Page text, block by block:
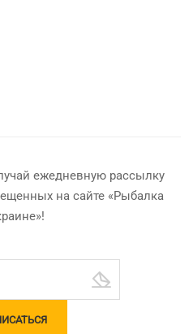
ежедневную рассылку
на сайте «Рыбалка